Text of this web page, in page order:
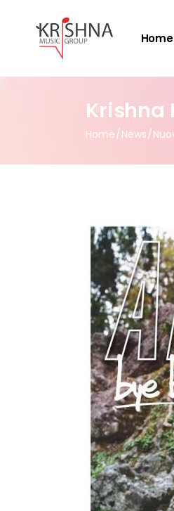
Home
Krishna
Home News